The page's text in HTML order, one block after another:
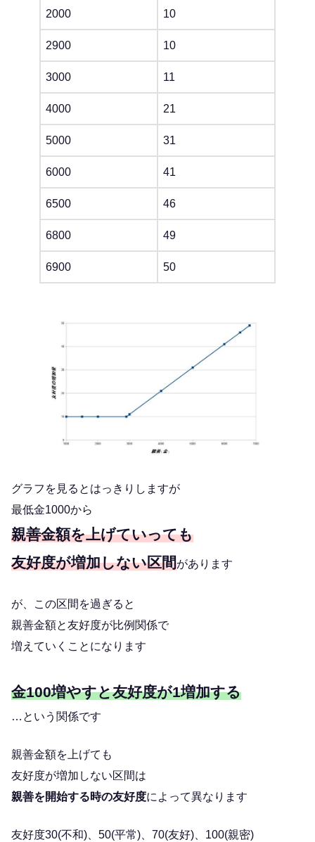
2000 10
2900 10
3000 11
4000 21
5000 31
6000 41
6500 46
6800 49
6900 50
グラフを見るとはっきりしますが
最低金1000から
親善金額を上げていっても
友好度が増加しない区間があります
が、この区間を過ぎると
親善金額と友好度が比例関係で
増えていくことになります
金100増やすと友好度が1増加する
…という関係です
親善金額を上げても
友好度が増加しない区間は
親善を開始する時の友好度によって異なります
友好度30(不和)、50(平常)、70(友好)、100(親密)